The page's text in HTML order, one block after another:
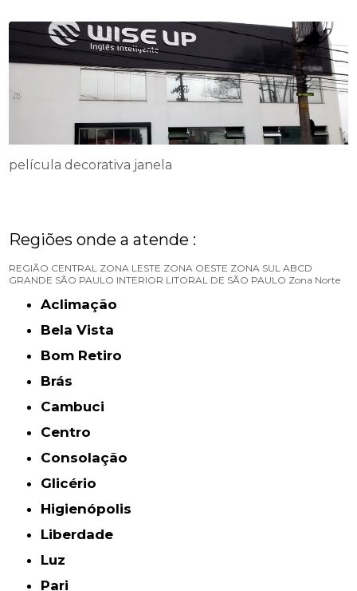
película decorativa janela
Regiões onde a atende :
REGIÃO CENTRAL ZONA LESTE ZONA OESTE ZONA SUL ABCD
GRANDE SÃO PAULO INTERIOR LITORAL DE SÃO PAULO Zona Norte
Aclimação
Bela Vista
Bom Retiro
Brás
Cambuci
Centro
Consolação
Glicério
Higienópolis
Liberdade
Luz
Pari